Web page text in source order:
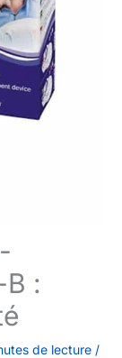
:
de lecture /